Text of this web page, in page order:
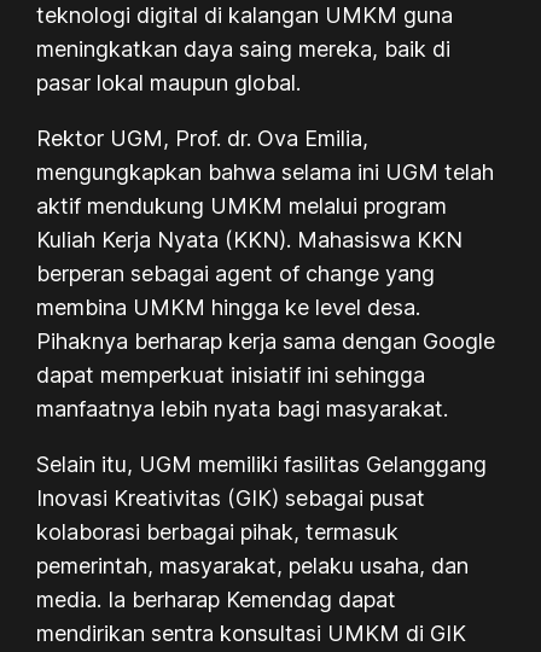
teknologi digital di kalangan UMKM guna
meningkatkan daya saing mereka, baik di
pasar lokal maupun global.
Rektor UGM, Prof. dr. Ova Emilia,
mengungkapkan bahwa selama ini UGM telah
aktif mendukung UMKM melalui program
Kuliah Kerja Nyata (KKN). Mahasiswa KKN
berperan sebagai agent of change yang
membina UMKM hingga ke level desa.
Pihaknya berharap kerja sama dengan Google
dapat memperkuat inisiatif ini sehingga
manfaatnya lebih nyata bagi masyarakat.
Selain itu, UGM memiliki fasilitas Gelanggang
Inovasi Kreativitas (GIK) sebagai pusat
kolaborasi berbagai pihak, termasuk
pemerintah, masyarakat, pelaku usaha, dan
media. Ia berharap Kemendag dapat
mendirikan sentra konsultasi UMKM di GIK